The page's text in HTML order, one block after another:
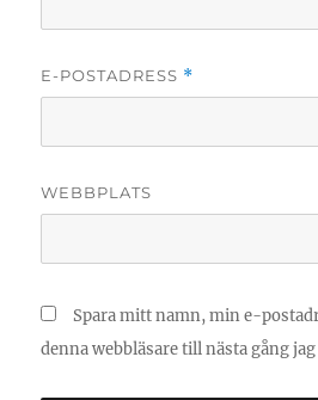
E-POSTADRESS *
WEBBPLATS
Spara mitt namn, min e-
denna webbläsare till nästa gång